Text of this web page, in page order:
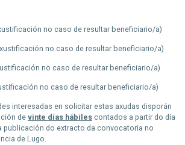
no caso de resultar beneficiario/a)
no caso de resultar beneficiario/a)
no caso de resultar beneficiario/a)
no caso de resultar beneficiario/a)
interesadas en solicitar estas axudas disporán
de vinte días hábiles contados a partir do día
publicación do extracto da convocatoria no
de Lugo.